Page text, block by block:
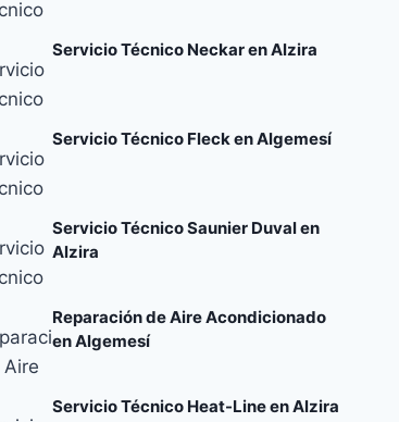
Servicio Técnico Neckar en Alzira
Servicio Técnico Fleck en Algemesí
Servicio Técnico Saunier Duval en
Alzira
Reparación de Aire Acondicionado
en Algemesí
Servicio Técnico Heat-Line en Alzira